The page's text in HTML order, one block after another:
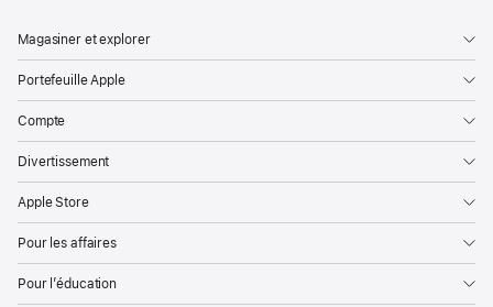
Magasiner et explorer
Portefeuille Apple
Compte
Divertissement
Apple Store
Pour les affaires
Pour l’éducation